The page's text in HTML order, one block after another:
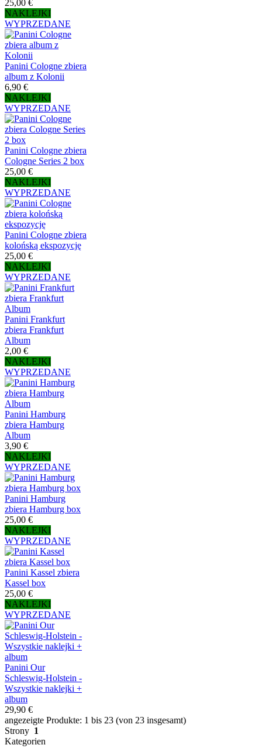
25,00 €
NAKLEJKI
WYPRZEDANE
Panini Cologne zbiera
album z Kolonii
6,90 €
NAKLEJKI
WYPRZEDANE
Panini Cologne zbiera
Cologne Series 2 box
25,00 €
NAKLEJKI
WYPRZEDANE
Panini Cologne zbiera
kolońską ekspozycję
25,00 €
NAKLEJKI
WYPRZEDANE
Panini Frankfurt
zbiera Frankfurt
Album
2,00 €
NAKLEJKI
WYPRZEDANE
Panini Hamburg
zbiera Hamburg
Album
3,90 €
NAKLEJKI
WYPRZEDANE
Panini Hamburg
zbiera Hamburg box
25,00 €
NAKLEJKI
WYPRZEDANE
Panini Kassel zbiera
Kassel box
25,00 €
NAKLEJKI
WYPRZEDANE
Panini Our
Schleswig-Holstein -
Wszystkie naklejki +
album
29,90 €
angezeigte Produkte: 1 bis 23 (von 23 insgesamt)
Strony 1
Kategorien